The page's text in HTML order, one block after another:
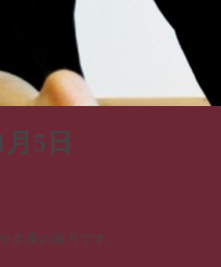
5日
ぎ座の新月です。